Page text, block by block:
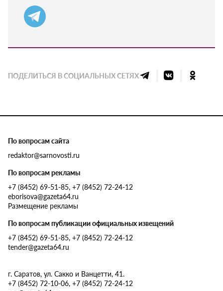
ПОДЕЛИТЬСЯ В СОЦИАЛЬНЫХ СЕТЯХ
По вопросам сайта
redaktor@sarnovosti.ru
По вопросам рекламы
+7 (8452) 69-51-85, +7 (8452) 72-24-12
eborisova@gazeta64.ru
Размещение рекламы
По вопросам публикации официальных извещений
+7 (8452) 69-51-85, +7 (8452) 72-24-12
tender@gazeta64.ru
г. Саратов, ул. Сакко и Ванцетти, 41.
+7 (8452) 72-10-06, +7 (8452) 72-24-12